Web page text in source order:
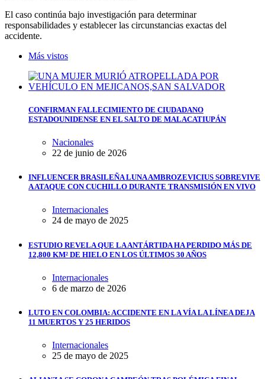
El caso continúa bajo investigación para determinar
responsabilidades y establecer las circunstancias exactas del
accidente.
Más vistos
CONFIRMAN FALLECIMIENTO DE CIUDADANO
ESTADOUNIDENSE EN EL SALTO DE MALACATIUPÁN
Nacionales
22 de junio de 2026
INFLUENCER BRASILEÑA LUNA AMBROZEVICIUS SOBREVIVE
A ATAQUE CON CUCHILLO DURANTE TRANSMISIÓN EN VIVO
Internacionales
24 de mayo de 2025
ESTUDIO REVELA QUE LA ANTÁRTIDA HA PERDIDO MÁS DE
12,800 KM² DE HIELO EN LOS ÚLTIMOS 30 AÑOS
Internacionales
6 de marzo de 2026
LUTO EN COLOMBIA: ACCIDENTE EN LA VÍA LA LÍNEA DEJA
11 MUERTOS Y 25 HERIDOS
Internacionales
25 de mayo de 2025